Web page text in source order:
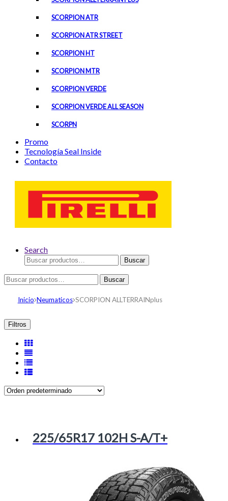
SCORPION ATR
SCORPION ATR STREET
SCORPION HT
SCORPION MTR
SCORPION VERDE
SCORPION VERDE ALL SEASON
SCORPN
Promo
Tecnología Seal Inside
Contacto
Search
Buscar
por:
Buscar
Buscar
por:
Buscar
Inicio Neumaticos SCORPION ALLTERRAINplus
Filtros
225/65R17 102H S-A/T+